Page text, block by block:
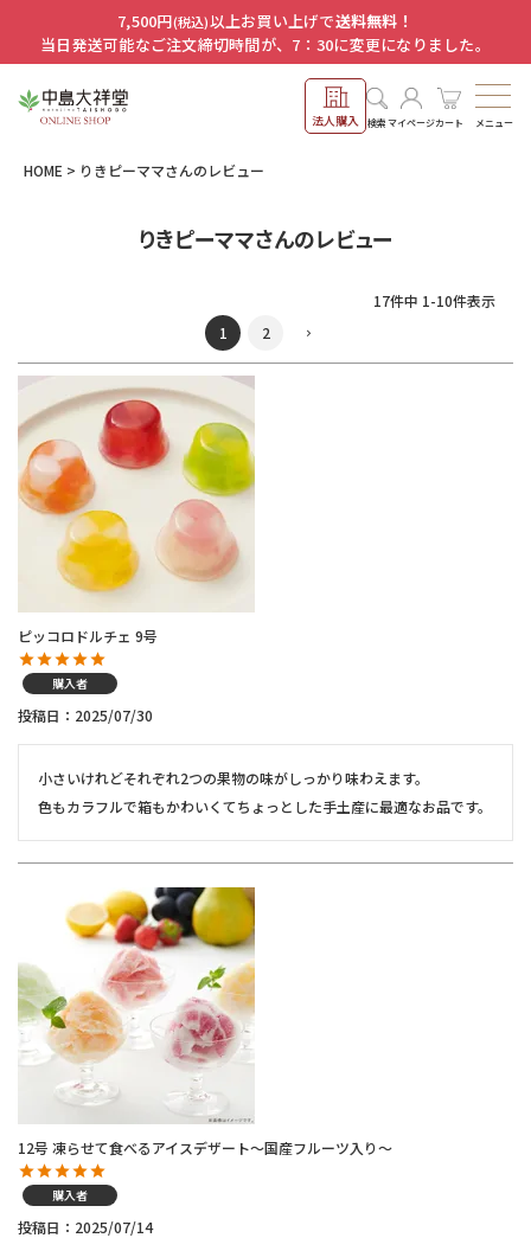
7,500円(税込)以上お買い上げで送料無料！
当日発送可能なご注文締切時間が、7：30に変更になりました。
法人購入 検索マイページカート メニュー
HOME りきピーママさんのレビュー
りきピーママさんのレビュー
17件中 1-10件表示
1
2
ピッコロドルチェ 9号
購入者
投稿日 2025/07/30
小さいけれどそれぞれ2つの果物の味がしっかり味わえます。
色もカラフルで箱もかわいくてちょっとした手土産に最適なお品です。
12号 凍らせて食べるアイスデザート～国産フルーツ入り～
購入者
投稿日 2025/07/14